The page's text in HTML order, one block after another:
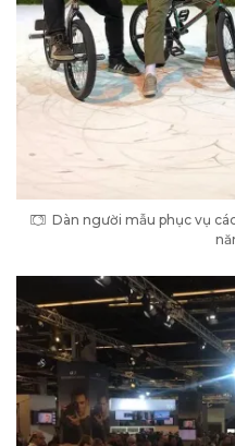
Dàn người mẫu phục vụ